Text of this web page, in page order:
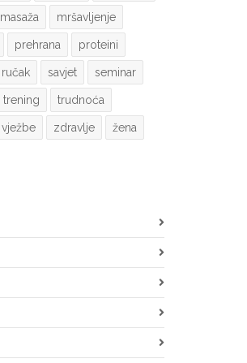
masaža mršavljenje
prehrana proteini
ručak savjet seminar
trening trudnoća
vježbe zdravlje žena